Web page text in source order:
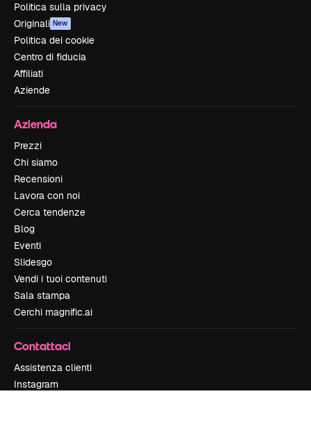
Politica sulla privacy
Originali New
Politica dei cookie
Centro di fiducia
Affiliati
Aziende
Azienda
Prezzi
Chi siamo
Recensioni
Lavora con noi
Cerca tendenze
Blog
Eventi
Slidesgo
Vendi i tuoi contenuti
Sala stampa
Cerchi magnific.ai
Contattaci
Assistenza clienti
Instagram